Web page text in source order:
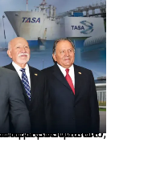
inversiones en comercio, educación, salud e industria pesquera.